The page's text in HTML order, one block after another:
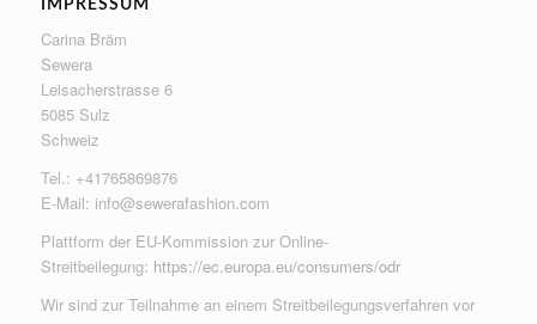
IMPRESSUM
Carina Bräm
Sewera
Leisacherstrasse 6
5085 Sulz
Schweiz
Tel.: +41765869876
E-Mail: info@sewerafashion.com
Plattform der EU-Kommission zur Online-
Streitbeilegung: https://ec.europa.eu/consumers/odr
Wir sind zur Teilnahme an einem Streitbeilegungsverfahren vor